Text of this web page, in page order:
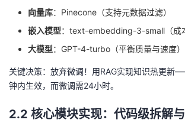
向量库：Pinecone（支持元数据过滤）
嵌入模型：text-embedding-3-small（成
大模型：GPT-4-turbo（平衡质量与速度）
关键决策：放弃微调！用RAG实现知识热更新
钟内生效，而微调需24小时。
2.2 核心模块实现：代码级拆解